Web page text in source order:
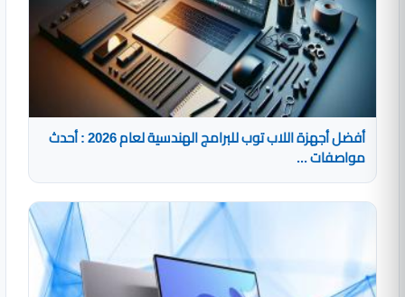
أفضل أجهزة اللاب توب للبرامج الهندسية لعام 2026 : أحدث
مواصفات ...